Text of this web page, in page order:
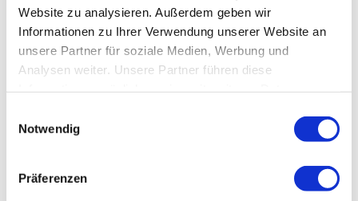
Website zu analysieren. Außerdem geben wir
Informationen zu Ihrer Verwendung unserer Website an
unsere Partner für soziale Medien, Werbung und
Analysen weiter. Unsere Partner führen diese
sie im Rahmen Ihrer Nutzung der Dienste gesammelt
Notwendig
Präferenzen